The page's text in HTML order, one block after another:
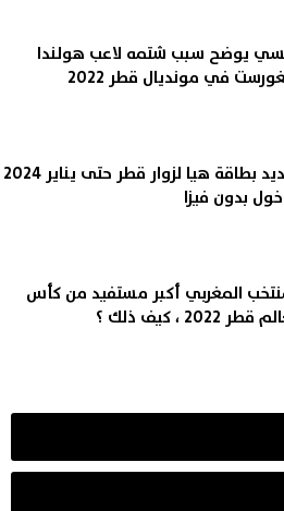
يوضح سبب شتمه لاعب هولندا
في مونديال قطر 2022
تمديد بطاقة هيا لزوار قطر حتى يناير 2024
بدون فيزا
المغربي أكبر مستفيد من كأس
2022 ، كيف ذلك ؟